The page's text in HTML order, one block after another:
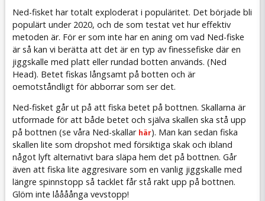
Ned-fisket har totalt exploderat i populäritet. Det började bli
populärt under 2020, och de som testat vet hur effektiv
metoden är. För er som inte har en aning om vad Ned-fiske
är så kan vi berätta att det är en typ av finessefiske där en
jiggskalle med platt eller rundad botten används. (Ned
Head). Betet fiskas långsamt på botten och är
oemotståndligt för abborrar som ser det.
Ned-fisket går ut på att fiska betet på bottnen. Skallarna är
utformade för att både betet och själva skallen ska stå upp
på bottnen (se våra Ned-skallar här). Man kan sedan fiska
skallen lite som dropshot med försiktiga skak och ibland
något lyft alternativt bara släpa hem det på bottnen. Går
även att fiska lite aggresivare som en vanlig jiggskalle med
längre spinnstopp så tacklet får stå rakt upp på bottnen.
Glöm inte låååånga vevstopp!